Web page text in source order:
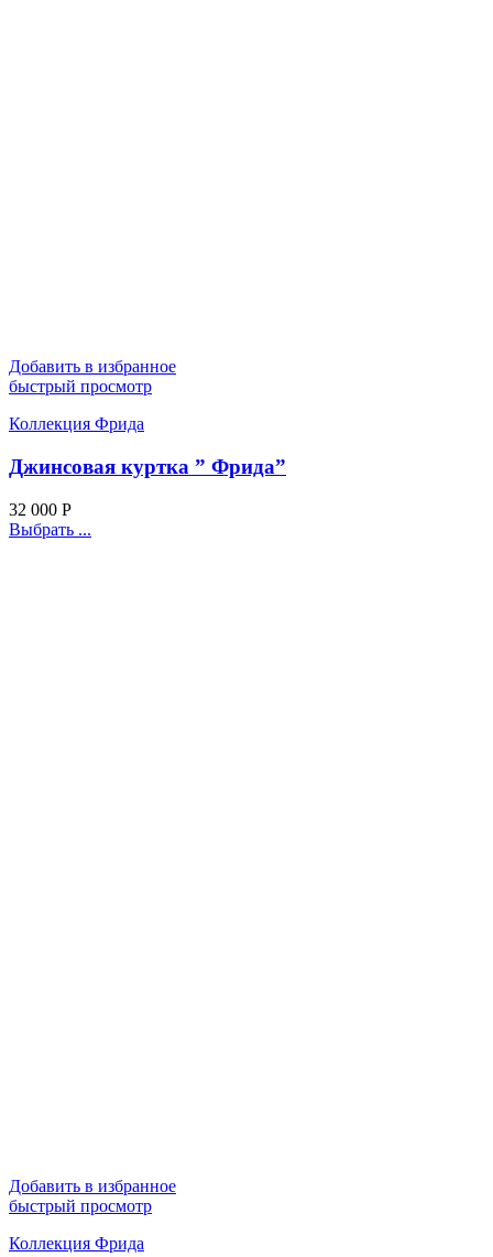
Добавить в избранное
быстрый просмотр
Коллекция Фрида
Джинсовая куртка ” Фрида”
32 000 Р
Выбрать ...
Добавить в избранное
быстрый просмотр
Коллекция Фрида